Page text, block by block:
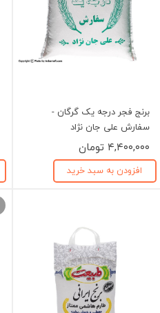
برنج فجر درجه یک گرگان -
سفارش علی جان نژاد
۴,۴۰۰,۰۰۰ تومان
افزودن به سبد خرید